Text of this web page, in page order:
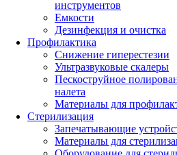
инструментов
Емкости
Дезинфекция и очистка
Профилактика
Снижение гиперестезии
Ультразвуковые скалеры
Пескоструйное
налета
Материалы для
Стерилизация
Запечатывающие
Материалы для